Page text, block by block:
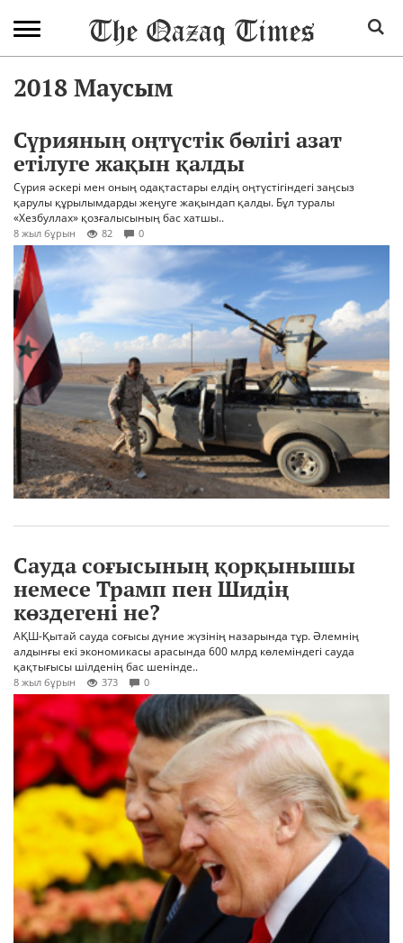
2018 Маусым
Сүрияның оңтүстік бөлігі азат
етілуге жақын қалды
Сүрия әскері мен оның одақтастары елдің оңтүстігіндегі заңсыз
қарулы құрылымдарды жеңуге жақындап қалды. Бұл туралы
«Хезбуллах» қозғалысының бас хатшы..
8 жыл бұрын 82 0
Сауда соғысының қорқынышы
немесе Трамп пен Шидің
көздегені не?
АҚШ-Қытай сауда соғысы дүние жүзінің назарында тұр. Әлемнің
алдынғы екі экономикасы арасында 600 млрд көлеміндегі сауда
қақтығысы шілденің бас шенінде..
8 жыл бұрын 373 0